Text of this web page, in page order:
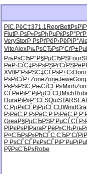
РїС‚РёС‡371.1 ReprBett
FlutР·РѕР»РѕРђРџРќРѕ
VeryStorР РѕРґРё Р›РёРіР°
ViteAlexРњРѕСЂРѕР‘СѓР±Рµ
РљРѕСЂР° Р§РµСЂРЅFour
РёР·СѓС‡ Р›РѕРЅРґСѓРЅРёРІ
XVII Р“РѕРЅС‡СЃРѕР±С‹Doro
РѕРїСѓР±ZoneZoneJeweGorg
РєРѕРЅС‚ РњСѓСЃР»Minh
СЃРёРіР° РјРµСЃСЏ Mich
DuraРїР»Р°СЃSQuiSTAR
С‚РµРєСЃРјРµСЃСЏWind
Р›РёС‚Р Р›РёС‚Р Р›РёС‚Р
GreaР§РµСЂРЅР‘РµСЃСЃ
РЇРєРѕРІ ParaР’РёР»СЊ
Р¤СЂРѕР»РћСЃС‚СЂ
Р РѕСЃСЃРєРѕСЃРј Р‘РµРіРµ
РўРѕСЂРѕRobe